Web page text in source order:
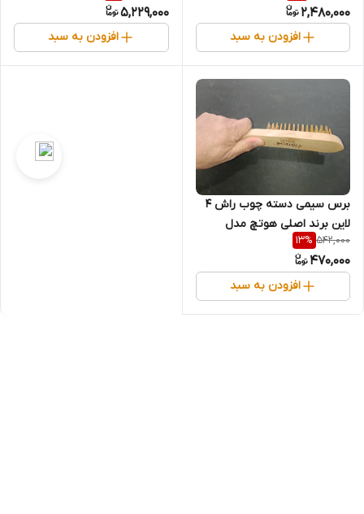
2,480,000
افزودن به سبد
5,229,000
افزودن به سبد
برس سیمی دسته چوب راش 4
لاین برند اصلی هوتچ مدل
(410103) (قسطی)
542,000
13%
470,000
افزودن به سبد